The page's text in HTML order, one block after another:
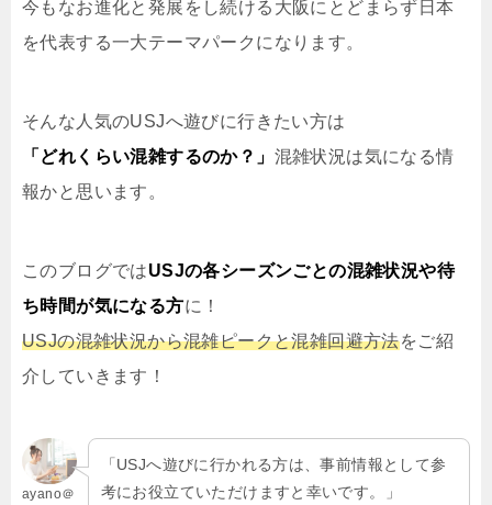
今もなお進化と発展をし続ける大阪にとどまらず日本
を代表する一大テーマパークになります。
そんな人気のUSJへ遊びに行きたい方は
「どれくらい混雑するのか？」 混雑状況は気になる情
報かと思います。
このブログではUSJの各シーズンごとの混雑状況や待
ち時間が気になる方に！
USJの混雑状況から混雑ピークと混雑回避方法をご紹
介していきます！
ayano＠
「USJへ遊びに行かれる方は、事前情報として参
考にお役立ていただけますと幸いです。」